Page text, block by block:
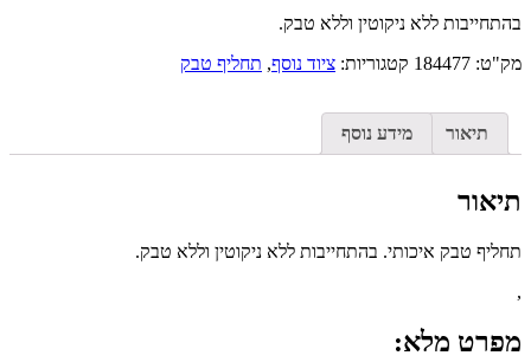
בהתחייבות ללא ניקוטין וללא טבק.
מק"ט: 184477 קטגוריות: ציוד נוסף, תחליף טבק
תיאור מידע נוסף
תיאור
תחליף טבק איכותי. בהתחייבות ללא ניקוטין וללא טבק.
,
מפרט מלא: